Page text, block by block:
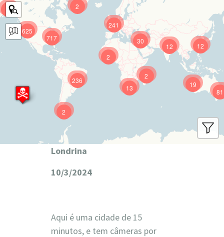
625
241
12
717
81
236 19
12
13
30
9
2
2
2
2
Londrina
10/3/2024
Aqui é uma cidade de 15
minutos, e tem câmeras por